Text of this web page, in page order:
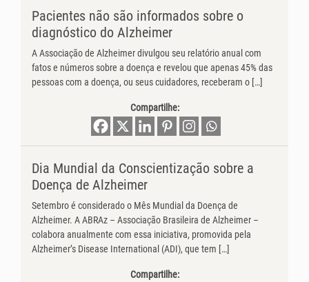
Pacientes não são informados sobre o
diagnóstico do Alzheimer
A Associação de Alzheimer divulgou seu relatório anual com
fatos e números sobre a doença e revelou que apenas 45% das
pessoas com a doença, ou seus cuidadores, receberam o […]
Compartilhe:
Dia Mundial da Conscientização sobre a
Doença de Alzheimer
Setembro é considerado o Mês Mundial da Doença de
Alzheimer. A ABRAz – Associação Brasileira de Alzheimer –
colabora anualmente com essa iniciativa, promovida pela
Alzheimer’s Disease International (ADI), que tem […]
Compartilhe: